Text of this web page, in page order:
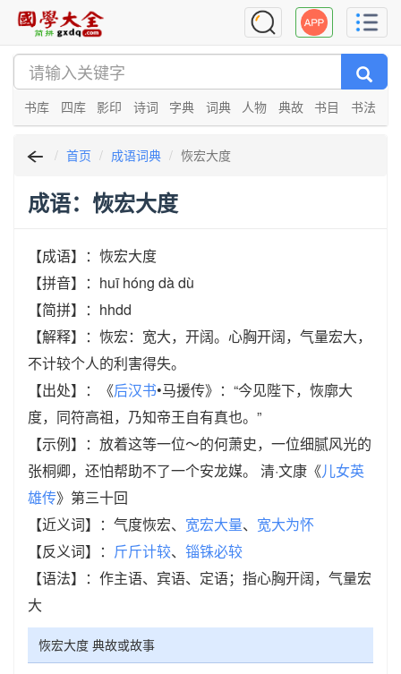
书库 四库 影印 诗词 字典 词典 人物 典故 书目 书法
首页 成语词典 恢宏大度
成语：恢宏大度
【成语】：恢宏大度
【拼音】：huī hóng dà dù
【简拼】：hhdd
【解释】：恢宏：宽大，开阔。心胸开阔，气量宏大，
不计较个人的利害得失。
【出处】：《后汉书•马援传》：“今见陛下，恢廓大
度，同符高祖，乃知帝王自有真也。”
【示例】：放着这等一位～的何萧史，一位细腻风光的
张桐卿，还怕帮助不了一个安龙媒。 清·文康《儿女英
雄传》第三十回
【近义词】：气度恢宏、 宽宏大量、 宽大为怀
【反义词】： 斤斤计较、 锱铢必较
【语法】：作主语、宾语、定语；指心胸开阔，气量宏
大
恢宏大度 典故或故事